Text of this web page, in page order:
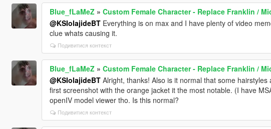
Blue_fLaMeZ » Custom Female Character - Replace Franklin /
@KSIolajideBTEverything is on max and I have plenty of video
clue whats causing it.
Подивитися контекст
Blue_fLaMeZ » Custom Female Character - Replace Franklin /
@KSIolajideBTAlright, thanks! Also is it normal that some hairstyles
first screenshot with the orange jacket it the most notable. (I have
openIV model viewer tho. Is this normal?
Подивитися контекст